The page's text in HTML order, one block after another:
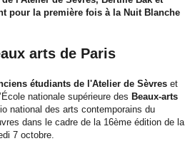
pour la première fois à la Nuit Blanche
arts de Paris
étudiants de l'Atelier de Sèvres et
nationale supérieure des Beaux-arts
national des arts contemporains du
dans le cadre de la 16ème édition de la
7 octobre.